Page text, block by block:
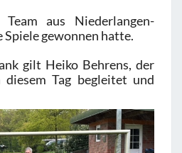
aus Niederlangen-
Spiele gewonnen hatte.
gilt Heiko Behrens, der
Tag begleitet und